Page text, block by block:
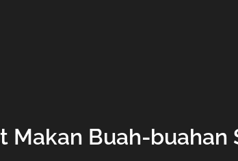
Makan Buah-